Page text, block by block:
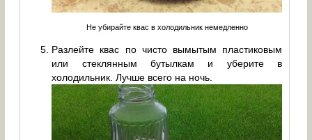
Не убирайте квас в холодильник немедленно
Разлейте квас по чисто вымытым пластиковым
или стеклянным бутылкам и уберите в
холодильник. Лучше всего на ночь.